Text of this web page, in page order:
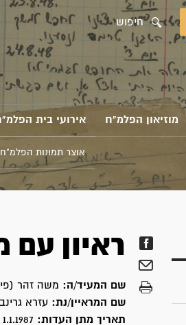
חיפוש
מוזיאון הפלמ"ח אירועי בית
אוצר תמונות הפלמ"ח
ראיון
שם המעיד/ה: משה זהר
שם המראיין/נת: עזרא
תאריך מתן העדות: 1.1.1987